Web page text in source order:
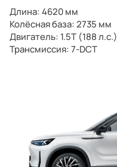
Длина: 4620 мм
Колёсная база: 2735 мм
Двигатель: 1.5T (188 л.с.)
Трансмиссия: 7-DCT